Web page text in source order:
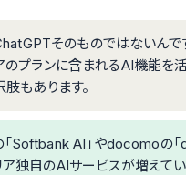
そのものではないんで
のプランに含まれるAI機能を
肢もあります。
Softbank AI」やdocomoの「d
ア独自のAIサービスが増えて